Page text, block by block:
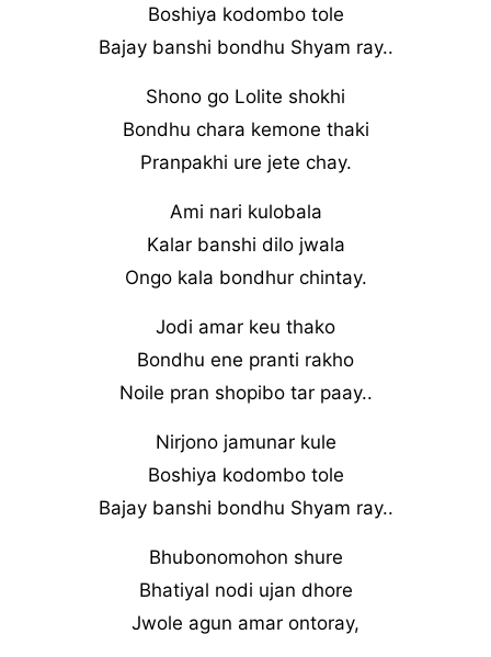
Boshiya kodombo tole
Bajay banshi bondhu Shyam ray..
Shono go Lolite shokhi
Bondhu chara kemone thaki
Pranpakhi ure jete chay.
Ami nari kulobala
Kalar banshi dilo jwala
Ongo kala bondhur chintay.
Jodi amar keu thako
Bondhu ene pranti rakho
Noile pran shopibo tar paay..
Nirjono jamunar kule
Boshiya kodombo tole
Bajay banshi bondhu Shyam ray..
Bhubonomohon shure
Bhatiyal nodi ujan dhore
Jwole agun amar ontoray,